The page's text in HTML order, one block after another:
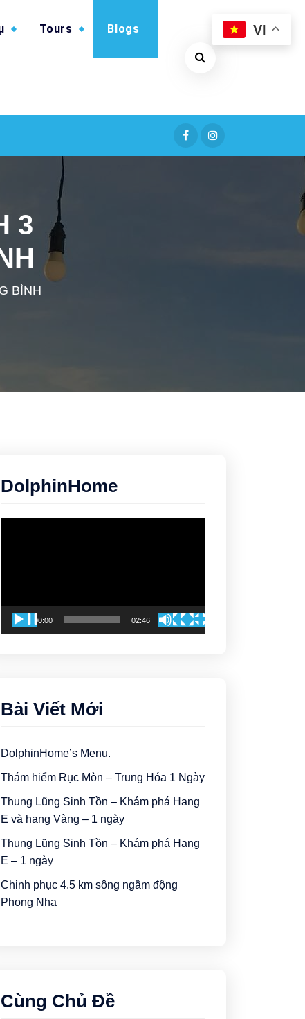
Tours Blogs
3
BÌNH
DolphinHome
00:00 02:46
Bài Viết Mới
DolphinHome’s Menu.
Thám hiểm Rục Mòn – Trung Hóa 1 Ngày
Thung Lũng Sinh Tồn – Khám phá Hang
E và hang Vàng – 1 ngày
Thung Lũng Sinh Tồn – Khám phá Hang
E – 1 ngày
Chinh phục 4.5 km sông ngầm động
Phong Nha
Cùng Chủ Đề
VI